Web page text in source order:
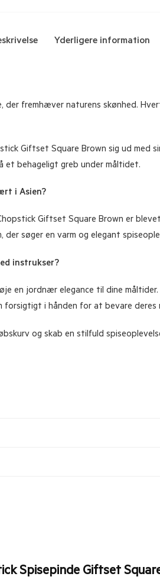
Yderligere information
fremhæver naturens skønhed.
Giftset Square Brown sig ud
et behageligt greb under måltidet.
i Asien?
Giftset Square Brown er
søger en varm og elegant
instrukser?
en jordnær elegance til dine
i hånden for at bevare deres
og skab en stilfuld
Spisepinde Giftset